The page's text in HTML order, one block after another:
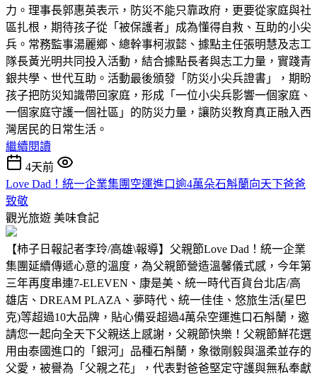
力。理事長郭惠英表示，防災不能只靠政府，更要從家庭與社
區扎根，期待孩子從「被保護者」成為懂得自救、互助的小尖
兵。常務監事湯麗鄉、總幹事柯淑懿、據點主任張明慧及志工
隊長黃光明共同投入活動，結合據點長者與志工力量，實踐青
銀共學、世代互助。活動最後頒發「防災小尖兵證書」，期盼
孩子把防災知識帶回家庭，形成「一位小尖兵影響一個家庭、
一個家庭守護一個社區」的防災力量，讓防災教育真正融入西
灣居民的日常生活。
繼續閱讀
4天前
Love Dad！統一企業集團空運進口逾4萬朵石斛蘭向天下爸爸
致敬
觀光旅遊 美味食記
【柿子日報記者李玲/高雄\報導】父親節Love Dad！統一企業
集團延續傳遞心意的溫度，為父親節營造溫馨儀式感，今年第
三年再度串連7-ELEVEN、康是美、統一時代百貨台北店/高
雄店、DREAM PLAZA、夢時代、統一佳佳、悠旅生活(星巴
克)等超過10大品牌，貼心備妥超過4萬朵空運進口石斛蘭，邀
請您一起向全天下父親送上感謝，父親節快樂！父親節鮮花選
用由泰國進口的「銀河」品種石斛蘭，象徵剛毅與溫柔並存的
父愛，被譽為「父親之花」，代表對爸爸堅定守護與無私奉獻